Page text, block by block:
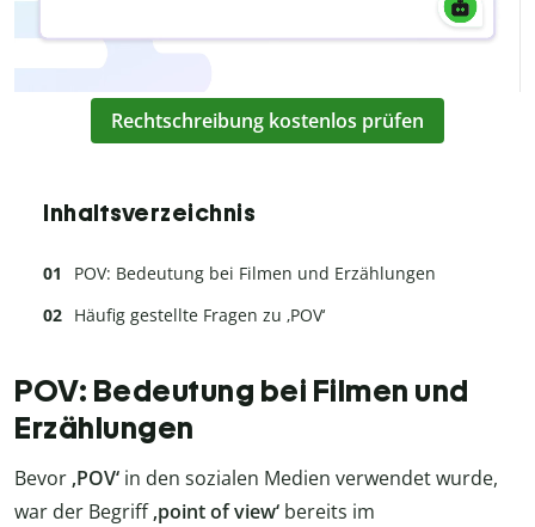
Rechtschreibung kostenlos prüfen
Inhaltsverzeichnis
POV: Bedeutung bei Filmen und Erzählungen
Häufig gestellte Fragen zu ‚POV‘
POV: Bedeutung bei Filmen und
Erzählungen
Bevor‚POV‘ in den sozialen Medien verwendet wurde,
war der Begriff‚point of view‘ bereits im